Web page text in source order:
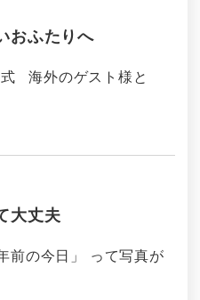
おふたりへ
海外のゲスト様と
大丈夫
の今日」 って写真が